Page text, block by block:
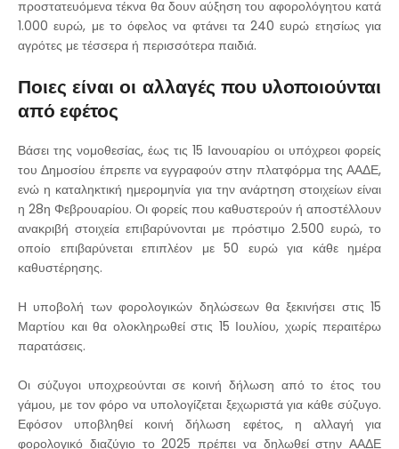
προστατευόμενα τέκνα θα δουν αύξηση του αφορολόγητου κατά
1.000 ευρώ, με το όφελος να φτάνει τα 240 ευρώ ετησίως για
αγρότες με τέσσερα ή περισσότερα παιδιά.
Ποιες είναι οι αλλαγές που υλοποιούνται
από εφέτος
Βάσει της νομοθεσίας, έως τις 15 Ιανουαρίου οι υπόχρεοι φορείς
του Δημοσίου έπρεπε να εγγραφούν στην πλατφόρμα της ΑΑΔΕ,
ενώ η καταληκτική ημερομηνία για την ανάρτηση στοιχείων είναι
η 28η Φεβρουαρίου. Οι φορείς που καθυστερούν ή αποστέλλουν
ανακριβή στοιχεία επιβαρύνονται με πρόστιμο 2.500 ευρώ, το
οποίο επιβαρύνεται επιπλέον με 50 ευρώ για κάθε ημέρα
καθυστέρησης.
Η υποβολή των φορολογικών δηλώσεων θα ξεκινήσει στις 15
Μαρτίου και θα ολοκληρωθεί στις 15 Ιουλίου, χωρίς περαιτέρω
παρατάσεις.
Οι σύζυγοι υποχρεούνται σε κοινή δήλωση από το έτος του
γάμου, με τον φόρο να υπολογίζεται ξεχωριστά για κάθε σύζυγο.
Εφόσον υποβληθεί κοινή δήλωση εφέτος, η αλλαγή για
φορολογικό διαζύγιο το 2025 πρέπει να δηλωθεί στην ΑΑΔΕ